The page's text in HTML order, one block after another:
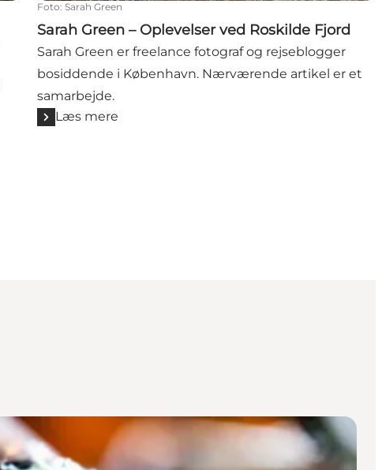
Foto: Sarah Green
Sarah Green – Oplevelser ved Roskilde Fjord
Sarah Green er freelance fotograf og rejseblogger
bosiddende i København. Nærværende artikel er et
samarbejde.
Læs mere